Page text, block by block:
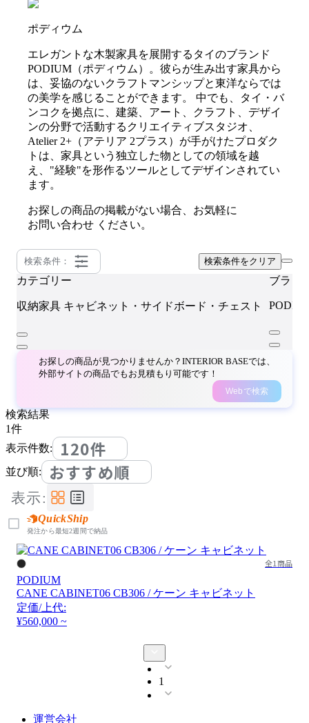
ポディウム
エレガントな木製家具を展開するタイのブランド
PODIUM（ポディウム）。彼らが生み出す家具から
は、妥協のないクラフトマンシップと東洋ならでは
の美学を感じることができます。 中でも、タイ・バ
ンコクを拠点に、建築、アート、クラフト、デザイ
ンの分野で活動するクリエイティブスタジオ、
Atelier 2+（アテリア 2プラス）が手がけたプロダク
トは、家具という独立した物としての領域を越
え、"経験"を形作るツールとしてデザインされてい
ます。
お探しの商品の掲載がない場合、お気軽に
お問い合わせ ください。
検索条件： 検索条件をクリア
カテゴリー
収納家具 キャビネット・サイドボード・チェスト
ブラン
お探しの商品が見つかりませんか？INTERIOR BASEでは、
外部サイトの商品でもお見積もり可能です！
Webで検索
検索結果
1件
表示件数:
120件
並び順: おすすめ順
表示:
QuickShip
発注から最短2週間で納品
全1商品
PODIUM
CANE CABINET06 CB306 / ケーン キャビネット
定価/上代:
¥560,000 ~
1
運営会社